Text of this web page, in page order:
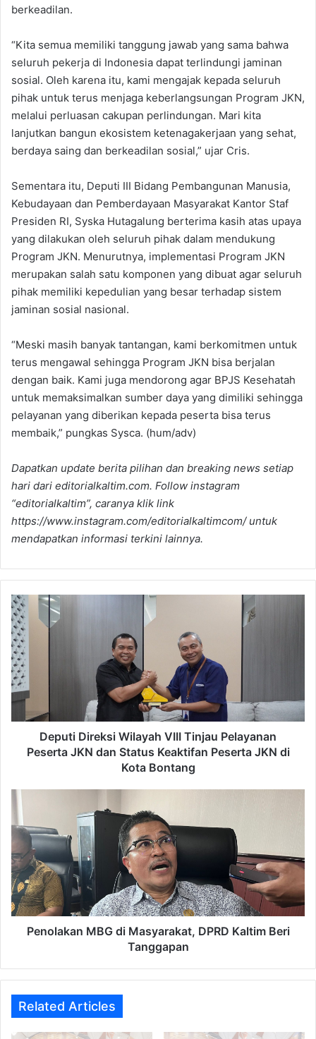
berkeadilan.
“Kita semua memiliki tanggung jawab yang sama bahwa
seluruh pekerja di Indonesia dapat terlindungi jaminan
sosial. Oleh karena itu, kami mengajak kepada seluruh
pihak untuk terus menjaga keberlangsungan Program JKN,
melalui perluasan cakupan perlindungan. Mari kita
lanjutkan bangun ekosistem ketenagakerjaan yang sehat,
berdaya saing dan berkeadilan sosial,” ujar Cris.
Sementara itu, Deputi III Bidang Pembangunan Manusia,
Kebudayaan dan Pemberdayaan Masyarakat Kantor Staf
Presiden RI, Syska Hutagalung berterima kasih atas upaya
yang dilakukan oleh seluruh pihak dalam mendukung
Program JKN. Menurutnya, implementasi Program JKN
merupakan salah satu komponen yang dibuat agar seluruh
pihak memiliki kepedulian yang besar terhadap sistem
jaminan sosial nasional.
“Meski masih banyak tantangan, kami berkomitmen untuk
terus mengawal sehingga Program JKN bisa berjalan
dengan baik. Kami juga mendorong agar BPJS Kesehatah
untuk memaksimalkan sumber daya yang dimiliki sehingga
pelayanan yang diberikan kepada peserta bisa terus
membaik,” pungkas Sysca. (hum/adv)
Dapatkan update berita pilihan dan breaking news setiap
hari dari editorialkaltim.com. Follow instagram
“editorialkaltim”, caranya klik link
https://www.instagram.com/editorialkaltimcom/ untuk
mendapatkan informasi terkini lainnya.
Deputi
Direksi
Wilayah
VIII
Tinjau
Pelayanan
Peserta
JKN
dan
Keaktifan
Kota
Bontang
Deputi Direksi Wilayah VIII Tinjau Pelayanan
Peserta JKN dan Status Keaktifan Peserta JKN di
Kota Bontang
Penolakan
MBG
di
Masyarakat,
DPRD
Kaltim
Beri
Tanggapan
Penolakan MBG di Masyarakat, DPRD Kaltim Beri
Tanggapan
Related Articles